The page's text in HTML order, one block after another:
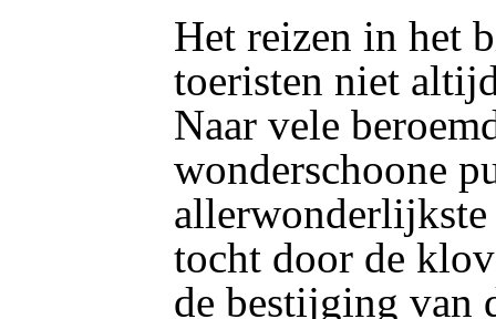
Het reizen in het
toeristen niet
Naar vele
wonderschoone
tocht door de
de bestijging van